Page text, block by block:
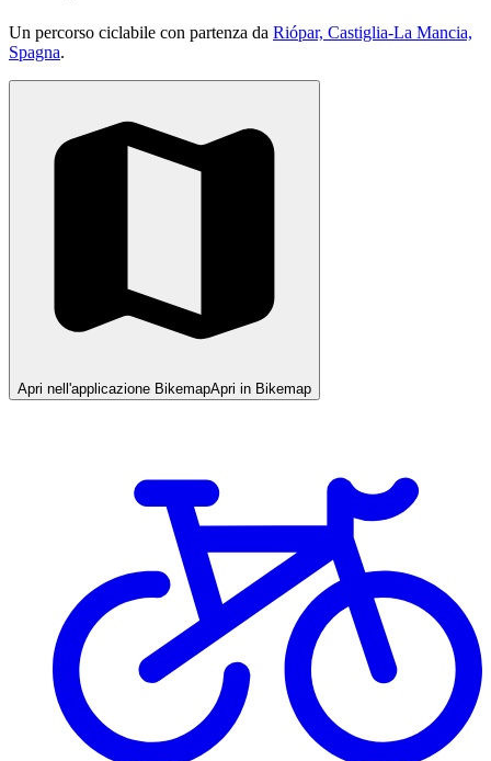
Un percorso ciclabile con partenza da Riópar, Castiglia-La Mancia,
Spagna.
Apri nell'applicazione BikemapApri in Bikemap